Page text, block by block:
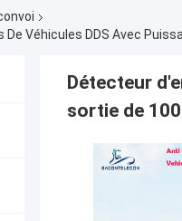
Détecteur
sortie de